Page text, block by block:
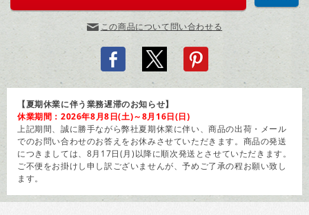
この商品について問い合わせる
【夏期休業に伴う業務遅滞のお知らせ】
休業期間：2026年8月8日(土)～8月16日(日)
上記期間、誠に勝手ながら弊社夏期休業に伴い、商品の出荷・メール
でのお問い合わせのお答えをお休みさせていただきます。商品の発送
につきましては、8月17日(月)以降に順次発送とさせていただきます。
ご不便をお掛けし申し訳ございませんが、予めご了承の程お願い致し
ます。